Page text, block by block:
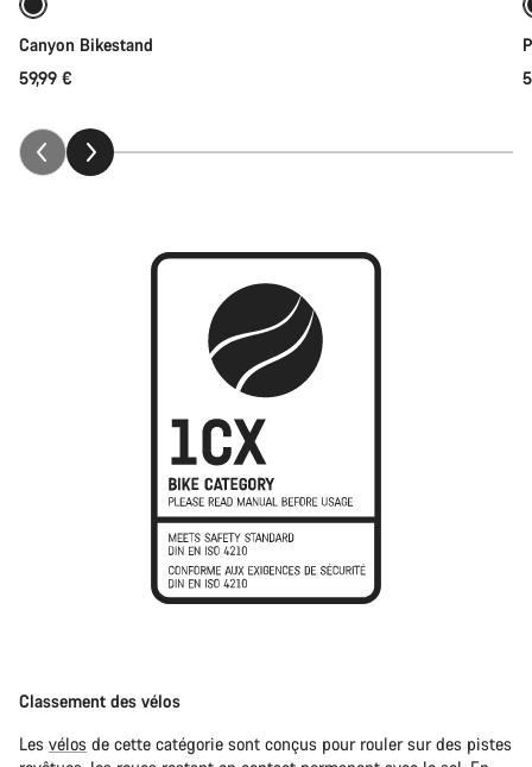
Canyon Bikestand
59,99 €
Classement des vélos
Les vélos de cette catégorie sont conçus pour rouler sur des pistes